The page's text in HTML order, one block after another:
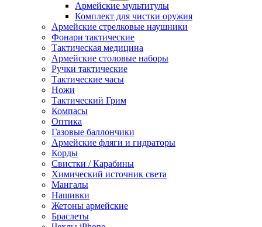
Армейские мультитулы
Комплект для чистки оружия
Армейские стрелковые наушники
Фонари тактические
Тактическая медицина
Армейские столовые наборы
Ручки тактические
Тактические часы
Ножи
Тактический Грим
Компасы
Оптика
Газовые баллончики
Армейские фляги и гидраторы
Корды
Свистки / Карабины
Химический источник света
Мангалы
Нашивки
Жетоны армейские
Браслеты